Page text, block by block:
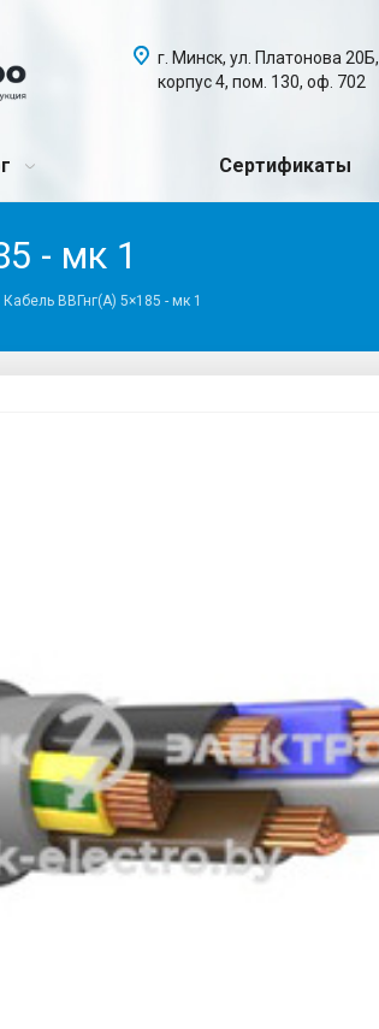
г. Минск, ул. Платонова 20Б,
корпус 4, пом. 130, оф. 702
Сертификаты
- мк 1
Кабель ВВГнг(A) 5×185 - мк 1